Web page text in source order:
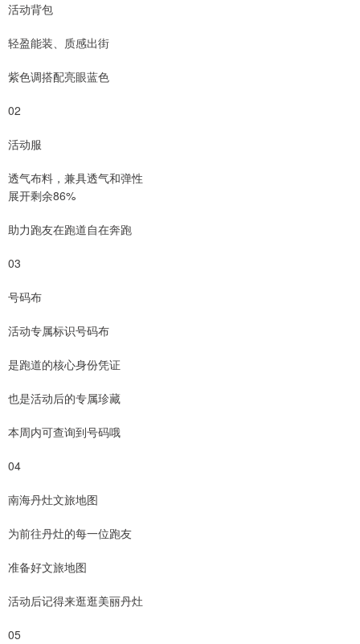
活动背包
轻盈能装、质感出街
紫色调搭配亮眼蓝色
02
活动服
透气布料，兼具透气和弹性
展开剩余86%
助力跑友在跑道自在奔跑
03
号码布
活动专属标识号码布
是跑道的核心身份凭证
也是活动后的专属珍藏
本周内可查询到号码哦
04
南海丹灶文旅地图
为前往丹灶的每一位跑友
准备好文旅地图
活动后记得来逛逛美丽丹灶
05